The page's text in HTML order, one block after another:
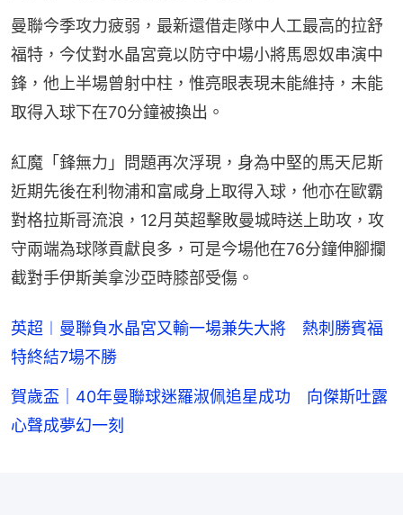
曼聯今季攻力疲弱，最新還借走隊中人工最高的拉舒
福特，今仗對水晶宮竟以防守中場小將馬恩奴串演中
鋒，他上半場曾射中柱，惟亮眼表現未能維持，未能
取得入球下在70分鐘被換出。
紅魔「鋒無力」問題再次浮現，身為中堅的馬天尼斯
近期先後在利物浦和富咸身上取得入球，他亦在歐霸
對格拉斯哥流浪，12月英超擊敗曼城時送上助攻，攻
守兩端為球隊貢獻良多，可是今場他在76分鐘伸腳攔
截對手伊斯美拿沙亞時膝部受傷。
英超︱曼聯負水晶宮又輸一場兼失大將 熱刺勝賓福
特終結7場不勝
賀歲盃｜40年曼聯球迷羅淑佩追星成功 向傑斯吐露
心聲成夢幻一刻